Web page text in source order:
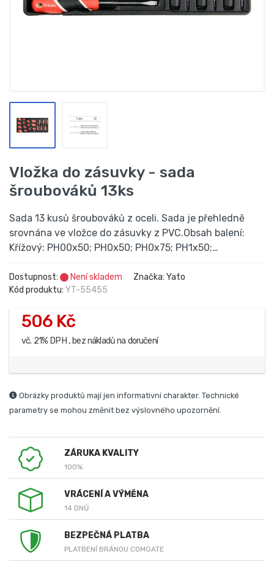
Vložka do zásuvky - sada
šroubováků 13ks
Sada 13 kusů šroubováků z oceli. Sada je přehledně
srovnána ve vložce do zásuvky z PVC.Obsah balení:
Křížový: PH00x50; PH0x50; PH0x75; PH1x50;…
Dostupnost: Není skladem
Značka: Yato
Kód produktu: YT-55455
506 Kč
vč. 21% DPH , bez nákladů na doručení
Obrázky produktů mají jen informativní charakter. Technické
parametry se mohou změnit bez výslovného upozornění.
ZÁRUKA KVALITY
100%
VRÁCENÍ A VÝMĚNA
14 DNŮ
BEZPEČNÁ PLATBA
PLATBENÍ BRÁNOU COMGATE